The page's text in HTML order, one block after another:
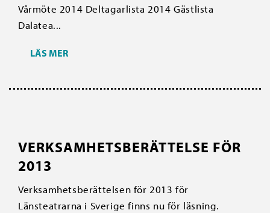
Vårmöte 2014 Deltagarlista 2014 Gästlista
Dalatea...
LÄS MER
VERKSAMHETSBERÄTTELSE FÖR
2013
Verksamhetsberättelsen för 2013 för
Länsteatrarna i Sverige finns nu för läsning.